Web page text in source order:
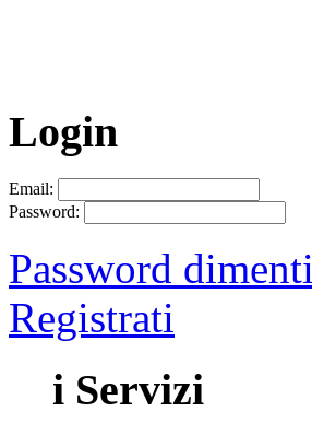
Login
Email:
Password:
Password
Registrati
i Servizi